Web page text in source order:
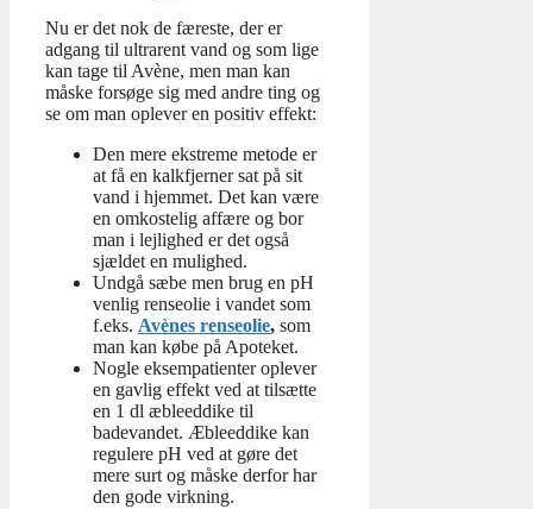
Nu er det nok de færeste, der er
adgang til ultrarent vand og som lige
kan tage til Avène, men man kan
måske forsøge sig med andre ting og
se om man oplever en positiv effekt:
Den mere ekstreme metode er
at få en kalkfjerner sat på sit
vand i hjemmet. Det kan være
en omkostelig affære og bor
man i lejlighed er det også
sjældet en mulighed.
Undgå sæbe men brug en pH
venlig renseolie i vandet som
f.eks. Avènes renseolie, som
man kan købe på Apoteket.
Nogle eksempatienter oplever
en gavlig effekt ved at tilsætte
en 1 dl æbleeddike til
badevandet. Æbleeddike kan
regulere pH ved at gøre det
mere surt og måske derfor har
den gode virkning.